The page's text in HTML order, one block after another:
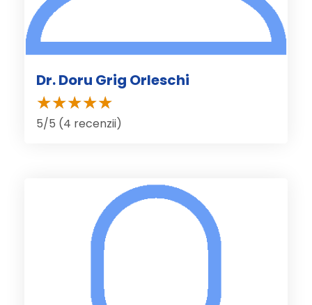
Dr. Doru Grig Orleschi
5/5 (4 recenzii)